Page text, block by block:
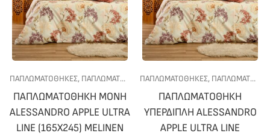
ΠΑΠΛΩΜΑΤΟΘΗΚΕΣ, ΠΑΠΛΩΜΑΤΟΘΗΚΕΣ ΜΟΝΕΣ ,ΠΡΟΣΦΟΡΕΣ,
ΠΑΠΛΩΜΑΤΟΘΗΚΗ ΜΟΝΗ
ALESSANDRO APPLE ULTRA
LINE (165X245) MELINEN
ΠΑΠΛΩΜΑΤΟΘΗΚΕΣ, ΠΑΠΛΩΜΑΤΟΘΗΚΕΣ ΥΠΕΡΔΙΠΛΕΣ
ΠΑΠΛΩΜΑΤΟΘΗΚΗ
ΥΠΕΡΔΙΠΛΗ ALESSANDRO
APPLE ULTRA LINE